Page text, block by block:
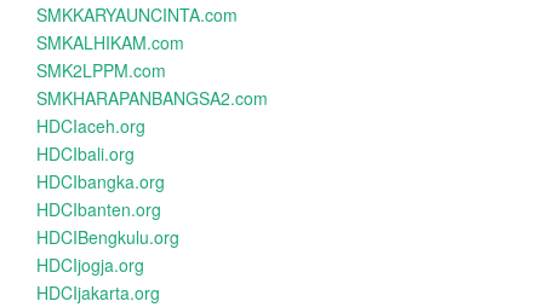
SMKKARYAUNCINTA.com
SMKALHIKAM.com
SMK2LPPM.com
SMKHARAPANBANGSA2.com
HDCIaceh.org
HDCIbali.org
HDCIbangka.org
HDCIbanten.org
HDCIBengkulu.org
HDCIjogja.org
HDCIjakarta.org